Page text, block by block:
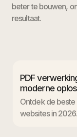
beter te bouwen,
resultaat.
PDF
moderne
Ontdek de
websites in